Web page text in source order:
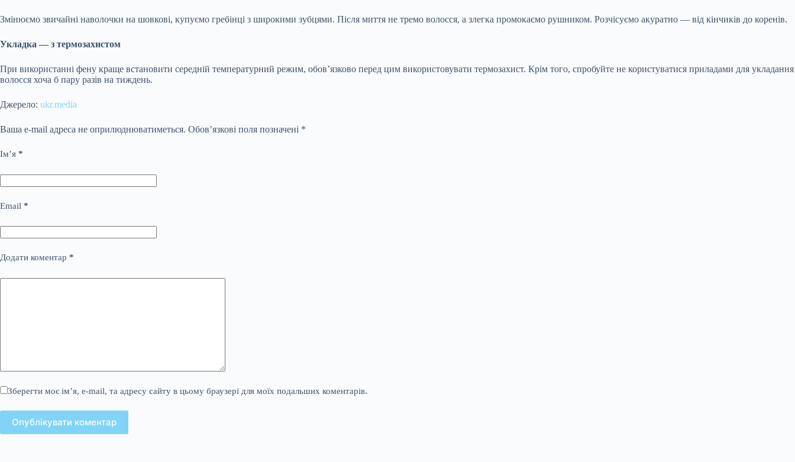
Змінюємо звичайні наволочки на шовкові, купуємо гребінці з широкими зубцями. Після миття не тремо волосся, а злегка промокаємо рушником. Розчісуємо акуратно — від кінчиків до коренів.
Укладка — з термозахистом
При використанні фену краще встановити середній температурний режим, обов’язково перед цим використовувати термозахист. Крім того, спробуйте не користуватися приладами для укладання
волосся хоча б пару разів на тиждень.
Джерело: ukr.media
Ваша e-mail адреса не оприлюднюватиметься. Обов’язкові поля позначені *
Ім’я *
Email *
Додати коментар *
Зберегти моє ім’я, e-mail, та адресу сайту в цьому браузері для моїх подальших коментарів.
Опублікувати коментар